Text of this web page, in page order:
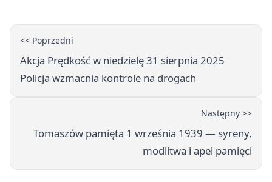
<< Poprzedni
Akcja Prędkość w niedzielę 31 sierpnia 2025
Policja wzmacnia kontrole na drogach
Następny >>
Tomaszów pamięta 1 września 1939 — syreny,
modlitwa i apel pamięci